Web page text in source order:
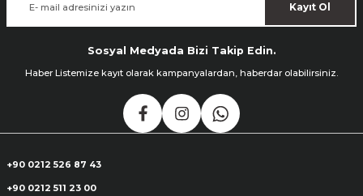
Kayıt Ol
Sosyal Medyada Bizi Takip Edin.
Haber Listemize kayıt olarak kampanyalardan, haberdar olabilirsiniz.
+90 0212 526 87 43
+90 0212 511 23 00